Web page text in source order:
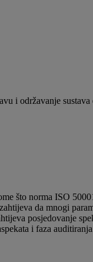
i održavanje
što norma ISO
da mnogi
posjedovanje
i faza